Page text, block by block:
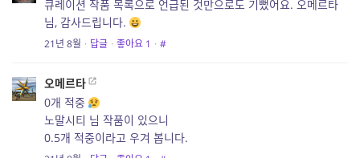
큐레이션 작품 목록으로 언급된 것만으로도 기뻤어요. 오메르타
님, 감사드립니다.
21년 8월 · 답글 · 좋아요 1 · #
오메르타
0개 적중
노말시티 님 작품이 있으니
0.5개 적중이라고 우겨 봅니다.